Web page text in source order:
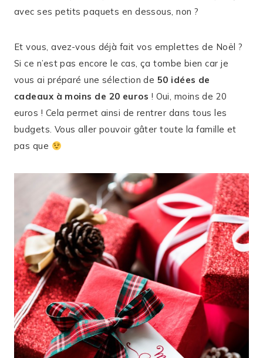
avec ses petits paquets en dessous, non ?
Et vous, avez-vous déjà fait vos emplettes de Noël ?
Si ce n’est pas encore le cas, ça tombe bien car je
vous ai préparé une sélection de 50 idées de
cadeaux à moins de 20 euros ! Oui, moins de 20
euros ! Cela permet ainsi de rentrer dans tous les
budgets. Vous aller pouvoir gâter toute la famille et
pas que